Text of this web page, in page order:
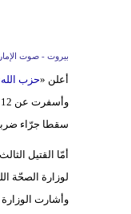
بيروت - صوت
أعلن «حزب
سقطا جرّاء
أمّا القتيل
لوزارة الصحّة
وأشارت الوزارة أيضاً إلى جرح 12 شخصاً؛ هم لبنانيّ و11 سورياً، في